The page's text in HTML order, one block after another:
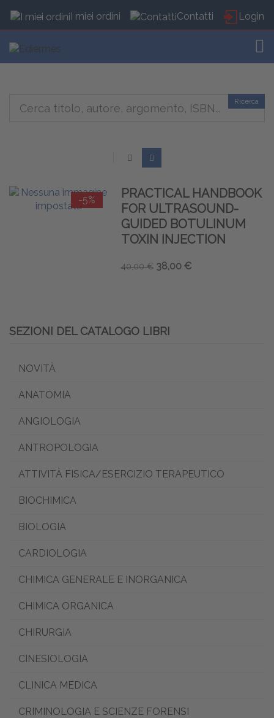
I miei ordini Contatti Login
Ricerca
-5%
PRACTICAL HANDBOOK
FOR ULTRASOUND-
GUIDED BOTULINUM
TOXIN INJECTION
40,00 € 38,00 €
SEZIONI DEL CATALOGO LIBRI
NOVITÀ
ANATOMIA
ANGIOLOGIA
ANTROPOLOGIA
ATTIVITÀ FISICA/ESERCIZIO TERAPEUTICO
BIOCHIMICA
BIOLOGIA
CARDIOLOGIA
CHIMICA GENERALE E INORGANICA
CHIMICA ORGANICA
CHIRURGIA
CINESIOLOGIA
CLINICA MEDICA
CRIMINOLOGIA E SCIENZE FORENSI